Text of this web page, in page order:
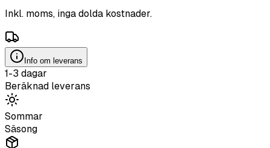
Inkl. moms, inga dolda kostnader.
Info om leverans
1-3 dagar
Beräknad leverans
Sommar
Säsong